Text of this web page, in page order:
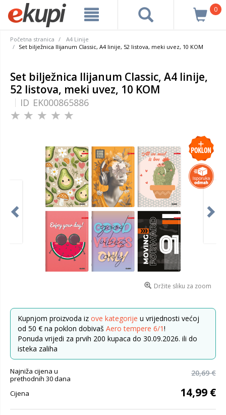
0
Početna stranica
A4 Linije
Set bilježnica Ilijanum Classic, A4 linije, 52 listova, meki uvez, 10 KOM
Set bilježnica Ilijanum Classic, A4 linije,
52 listova, meki uvez, 10 KOM
ID EK000865886
Držite sliku za zoom
Kupnjom proizvoda iz ove kategorije u vrijednosti većoj
od 50 € na poklon dobivaš Aero tempere 6/1!
Ponuda vrijedi za prvih 200 kupaca do 30.09.2026. ili do
isteka zaliha
Najniža cijena u
prethodnih 30 dana
20,69 €
Cijena 14,99 €